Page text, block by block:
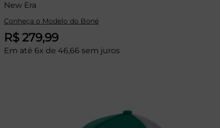
New Era
Conheça o Modelo do Boné
R$ 279,99
Em até 6x de 46,66 sem juros